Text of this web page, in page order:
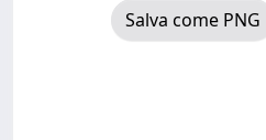
Salva come PNG